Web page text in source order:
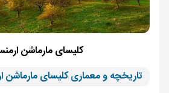
کلیسای مارماشن
تاریخچه و معماری کلیسای مارماشن